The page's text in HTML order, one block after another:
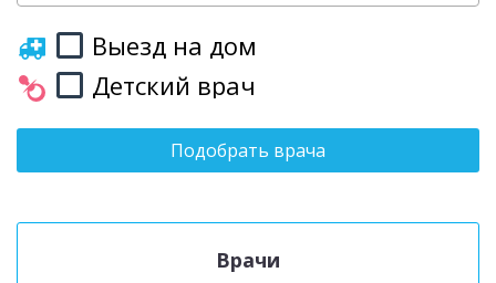
Выезд на дом
Детский врач
Подобрать врача
Врачи